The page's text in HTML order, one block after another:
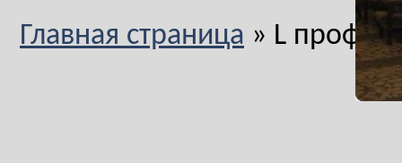
Главная страница » L